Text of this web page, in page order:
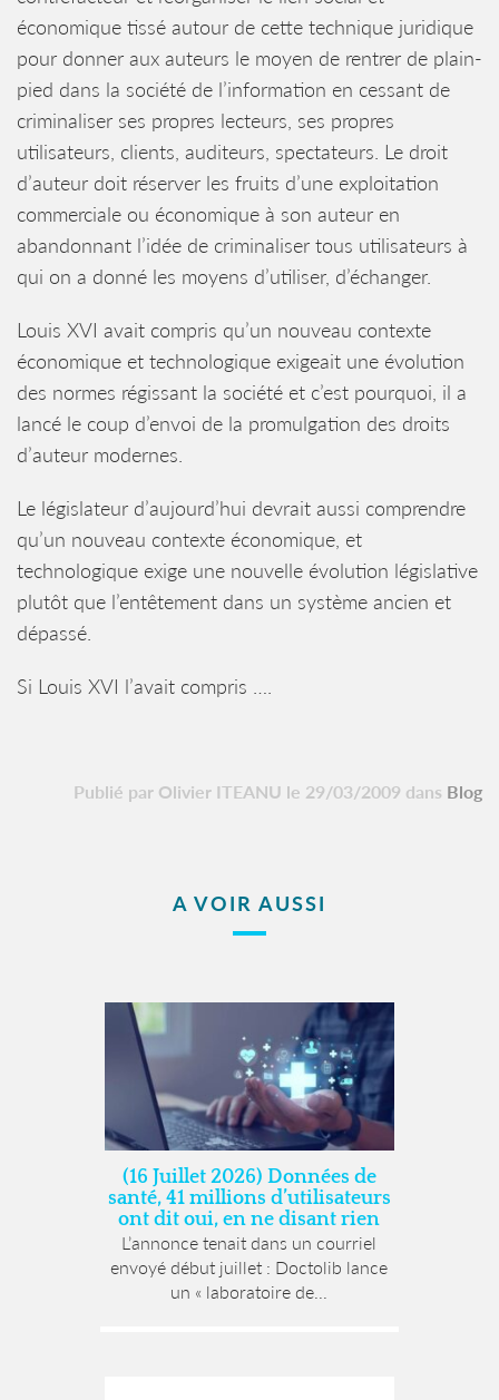
économique tissé autour de cette technique juridique
pour donner aux auteurs le moyen de rentrer de plain-
pied dans la société de l’information en cessant de
criminaliser ses propres lecteurs, ses propres
utilisateurs, clients, auditeurs, spectateurs. Le droit
d’auteur doit réserver les fruits d’une exploitation
commerciale ou économique à son auteur en
abandonnant l’idée de criminaliser tous utilisateurs à
qui on a donné les moyens d’utiliser, d’échanger.
Louis XVI avait compris qu’un nouveau contexte
économique et technologique exigeait une évolution
des normes régissant la société et c’est pourquoi, il a
lancé le coup d’envoi de la promulgation des droits
d’auteur modernes.
Le législateur d’aujourd’hui devrait aussi comprendre
qu’un nouveau contexte économique, et
technologique exige une nouvelle évolution législative
plutôt que l’entêtement dans un système ancien et
dépassé.
Si Louis XVI l’avait compris ….
Publié par Olivier ITEANU le 29/03/2009 dans Blog
A VOIR AUSSI
(16 Juillet 2026) Données de
santé, 41 millions d’utilisateurs
ont dit oui, en ne disant rien
L’annonce tenait dans un courriel
envoyé début juillet : Doctolib lance
un « laboratoire de...